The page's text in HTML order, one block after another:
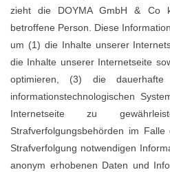
zieht die DOYMA GmbH & Co
betroffene Person. Diese
um (1) die Inhalte unserer
die Inhalte unserer Internetseite
optimieren, (3) die dauerhafte
informationstechnologischen
Internetseite zu
Strafverfolgungsbehörden im
Strafverfolgung notwendigen
anonym erhobenen Daten und